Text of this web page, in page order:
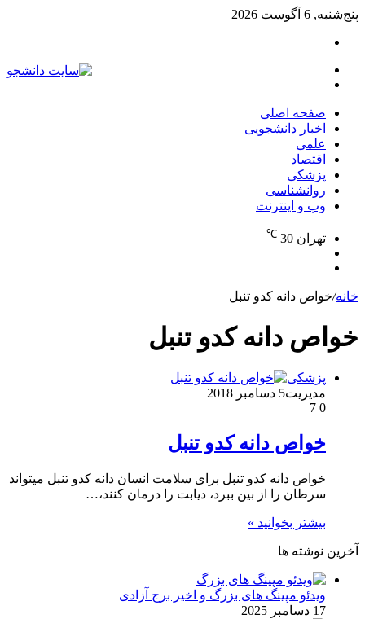
پنج‌شنبه, 6 آگوست 2026
صفحه اصلی
اخبار دانشجویی
علمی
اقتصاد
پزشکی
روانشناسی
وب و اینترنت
تهران 30
℃
خانه/خواص دانه کدو تنبل
خواص دانه کدو تنبل
پزشکی
مدیریت5 دسامبر 2018
0
خواص دانه کدو تنبل
خواص دانه کدو تنبل برای سلامت انسان دانه کدو تنبل میتواند
سرطان را از بین ببرد، دیابت را درمان کنند،…
بیشتر بخوانید »
آخرین نوشته ها
ویدئو مپینگ های بزرگ و اخیر برج آزادی
17 دسامبر 2025